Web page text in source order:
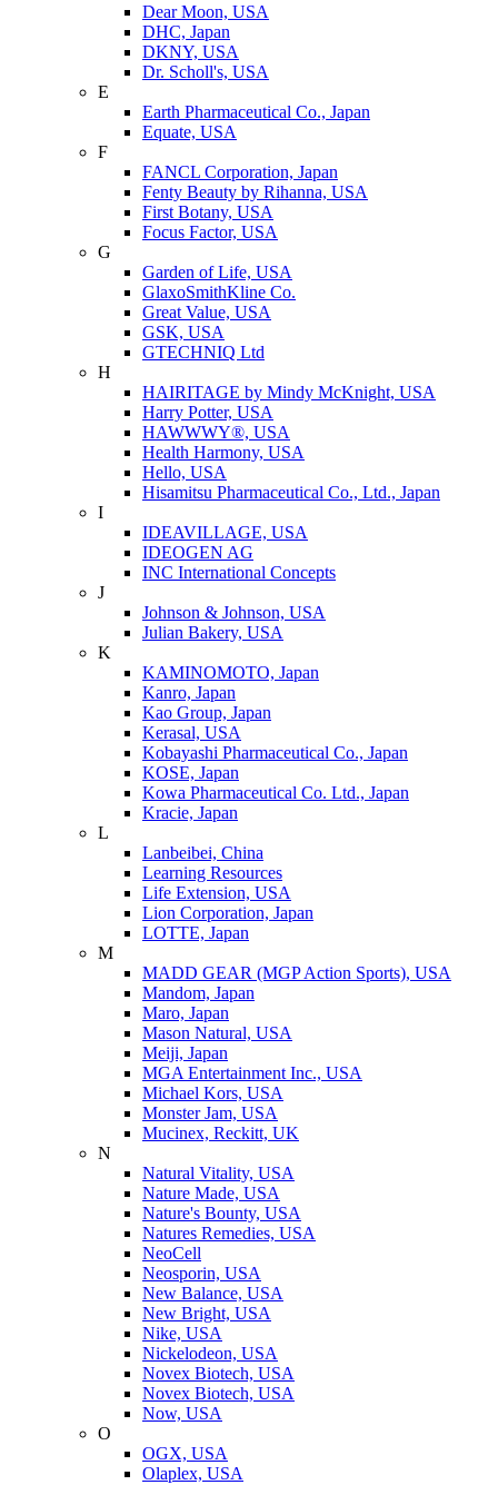
Dear Moon, USA
DHC, Japan
DKNY, USA
Dr. Scholl's, USA
E
Earth Pharmaceutical Co., Japan
Equate, USA
F
FANCL Corporation, Japan
Fenty Beauty by Rihanna, USA
First Botany, USA
Focus Factor, USA
G
Garden of Life, USA
GlaxoSmithKline Co.
Great Value, USA
GSK, USA
GTECHNIQ Ltd
H
HAIRITAGE by Mindy McKnight, USA
Harry Potter, USA
HAWWWY®, USA
Health Harmony, USA
Hello, USA
Hisamitsu Pharmaceutical Co., Ltd., Japan
I
IDEAVILLAGE, USA
IDEOGEN AG
INC International Concepts
J
Johnson & Johnson, USA
Julian Bakery, USA
K
KAMINOMOTO, Japan
Kanro, Japan
Kao Group, Japan
Kerasal, USA
Kobayashi Pharmaceutical Co., Japan
KOSE, Japan
Kowa Pharmaceutical Co. Ltd., Japan
Kracie, Japan
L
Lanbeibei, China
Learning Resources
Life Extension, USA
Lion Corporation, Japan
LOTTE, Japan
M
MADD GEAR (MGP Action Sports), USA
Mandom, Japan
Maro, Japan
Mason Natural, USA
Meiji, Japan
MGA Entertainment Inc., USA
Michael Kors, USA
Monster Jam, USA
Mucinex, Reckitt, UK
N
Natural Vitality, USA
Nature Made, USA
Nature's Bounty, USA
Natures Remedies, USA
NeoCell
Neosporin, USA
New Balance, USA
New Bright, USA
Nike, USA
Niсkelodeon, USA
Novex Biotech, USA
Novex Biotech, USA
Now, USA
O
OGX, USA
Olaplex, USA